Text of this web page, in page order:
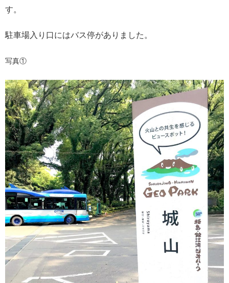
す。
駐車場入り口にはバス停がありました。
写真①